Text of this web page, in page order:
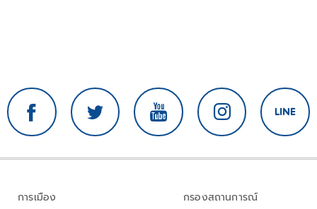
การเมือง
กรองสถานการณ์